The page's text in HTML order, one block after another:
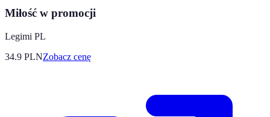
Miłość w promocji
Legimi PL
34.9 PLNZobacz cenę